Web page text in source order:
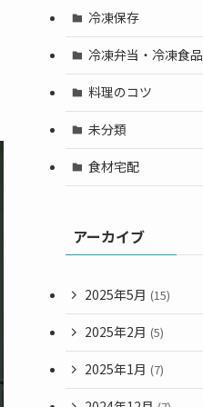
冷凍保存
冷凍弁当・冷凍食品
料理のコツ
未分類
食材宅配
アーカイブ
2025年5月 (15)
2025年2月 (5)
2025年1月 (7)